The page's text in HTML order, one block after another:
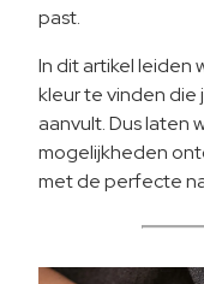
past.
In dit artikel leiden
kleur te vinden
aanvult. Dus laten
mogelijkheden
met de perfecte